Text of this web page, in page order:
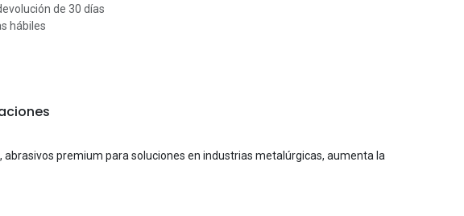
de 30 días
hábiles
premium para soluciones en industrias metalúrgicas, aumenta la